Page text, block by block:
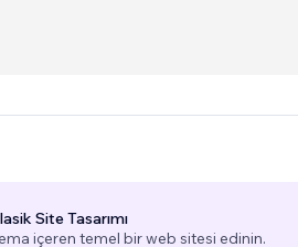
Site Tasarımı
içeren temel bir web sitesi edinin.